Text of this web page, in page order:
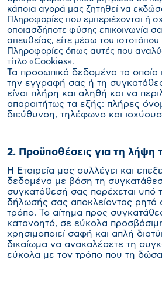
κάποια αγορά μας ζητηθεί να
Πληροφορίες που εμπεριέχονται ή
οποιασδήποτε φύσης επικοινωνία
απευθείας, είτε μέσω του ιστοτόπου
Πληροφορίες όπως αυτές που
τίτλο «Cookies».
Τα προσωπικά δεδομένα τα οποία
την εγγραφή σας ή τη
είναι πλήρη και αληθή και να
απαραιτήτως τα εξής: πλήρες
διεύθυνση, τηλέφωνο και
2. Προϋποθέσεις για τη λήψη
Η Εταιρεία μας συλλέγει και
δεδομένα με βάση τη
συγκατάθεσή σας παρέχεται υπό
δήλωσής σας αποκλείοντας ρητά
τρόπο. Το αίτημα προς
κατανοητό, σε εύκολα
χρησιμοποιεί σαφή και απλή
δικαίωμα να ανακαλέσετε τη
εύκολα με τον τρόπο που τη